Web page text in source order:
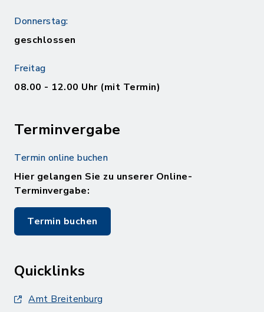
Donnerstag:
geschlossen
Freitag
08.00 - 12.00 Uhr (mit Termin)
Terminvergabe
Termin online buchen
Hier gelangen Sie zu unserer Online-
Terminvergabe:
Termin buchen
Quicklinks
Amt Breitenburg